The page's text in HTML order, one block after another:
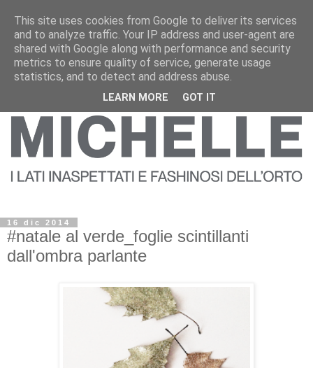
16 dic 2014
#natale al verde_foglie scintillanti
dall'ombra parlante
This site uses cookies from Google to deliver its services
and to analyze traffic. Your IP address and user-agent are
shared with Google along with performance and security
metrics to ensure quality of service, generate usage
statistics, and to detect and address abuse.
LEARN MORE GOT IT